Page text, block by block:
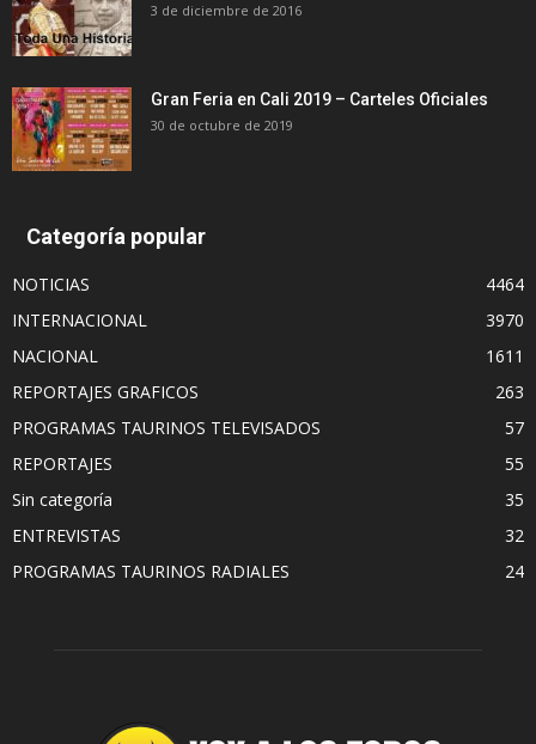
3 de diciembre de 2016
Gran Feria en Cali 2019 – Carteles Oficiales
30 de octubre de 2019
Categoría popular
NOTICIAS
4464
INTERNACIONAL
3970
NACIONAL
1611
REPORTAJES GRAFICOS
263
PROGRAMAS TAURINOS TELEVISADOS
57
REPORTAJES
55
Sin categoría
35
ENTREVISTAS
32
PROGRAMAS TAURINOS RADIALES
24